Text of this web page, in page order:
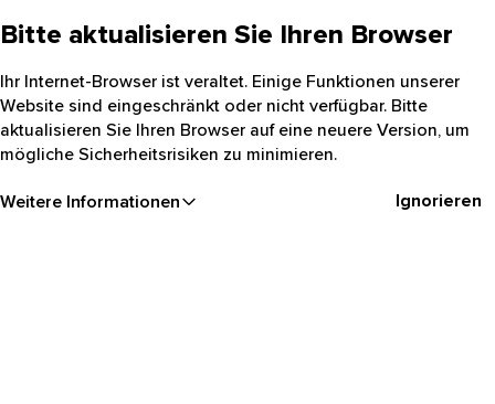
Bitte aktualisieren Sie Ihren Browser
Ihr Internet-Browser ist veraltet. Einige Funktionen
unserer Website sind eingeschränkt oder nicht verfügbar.
Bitte aktualisieren Sie Ihren Browser auf eine neuere
Version, um mögliche Sicherheitsrisiken zu minimieren.
Weitere Informationen Ignorieren